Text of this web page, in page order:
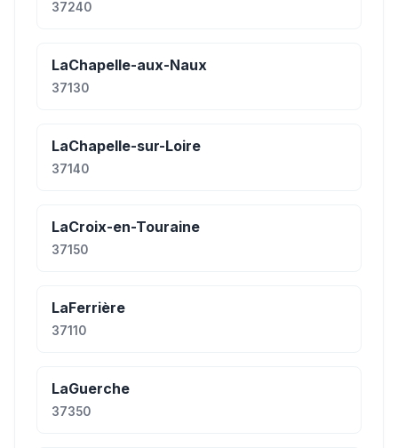
37240
LaChapelle-aux-Naux
37130
LaChapelle-sur-Loire
37140
LaCroix-en-Touraine
37150
LaFerrière
37110
LaGuerche
37350